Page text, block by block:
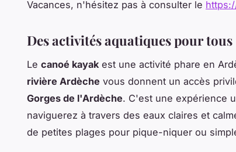
Vacances, n'hésitez pas à consulter le
Des activités aquatiques pour tous
Le canoé kayak est une activité phare en
rivière Ardèche vous donnent un accès
Gorges de l'Ardèche. C'est une expérience
naviguerez à travers des eaux claires et
de petites plages pour pique-niquer ou